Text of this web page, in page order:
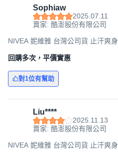
Sophiaw
2025.07.11
賣家: 酷澎股份有限公司
NIVEA 妮維雅 台灣公司貨 止汗爽
回購多次，平價實惠
對1位有幫助
Liu****
2025.11.13
賣家: 酷澎股份有限公司
NIVEA 妮維雅 台灣公司貨 止汗爽